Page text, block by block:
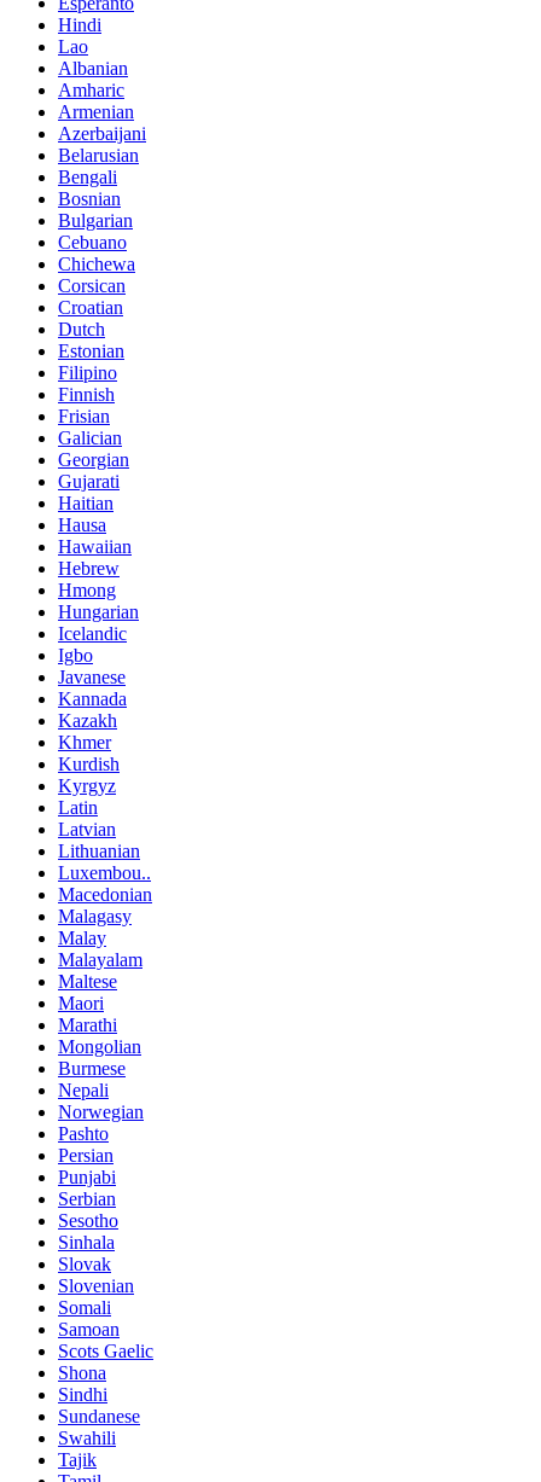
Hindi
Lao
Albanian
Amharic
Armenian
Azerbaijani
Belarusian
Bengali
Bosnian
Bulgarian
Cebuano
Chichewa
Corsican
Croatian
Dutch
Estonian
Filipino
Finnish
Frisian
Galician
Georgian
Gujarati
Haitian
Hausa
Hawaiian
Hebrew
Hmong
Hungarian
Icelandic
Igbo
Javanese
Kannada
Kazakh
Khmer
Kurdish
Kyrgyz
Latin
Latvian
Lithuanian
Luxembou..
Macedonian
Malagasy
Malay
Malayalam
Maltese
Maori
Marathi
Mongolian
Burmese
Nepali
Norwegian
Pashto
Persian
Punjabi
Serbian
Sesotho
Sinhala
Slovak
Slovenian
Somali
Samoan
Scots Gaelic
Shona
Sindhi
Sundanese
Swahili
Tajik